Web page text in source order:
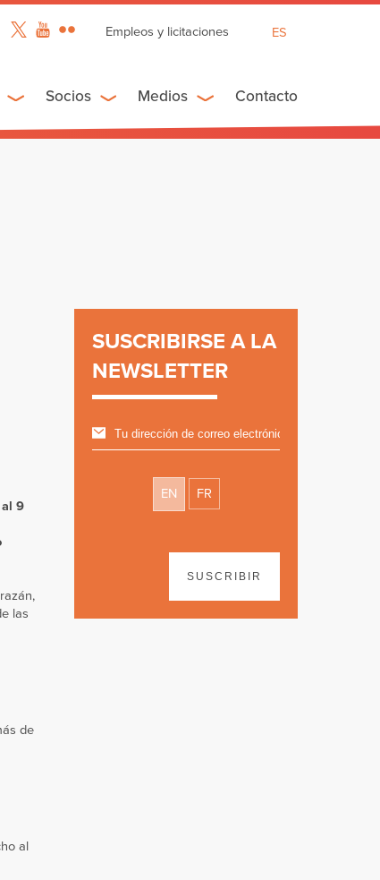
Empleos y licitaciones
FR
ES
Socios Medios Contacto
9
las
de
al
SUSCRIBIRSE A LA
NEWSLETTER
EN FR
SUSCRIBIR